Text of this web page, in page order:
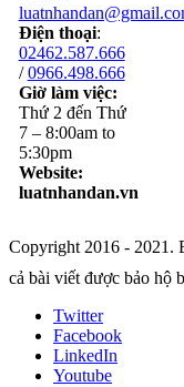
Điện thoại:
02462.587.666
/0966.498.666
Giờ làm việc:
Thứ 2 đến Thứ
7 – 8:00am to
5:30pm
Website:
luatnhandan.vn
Copyright 2016 - 2021.
cả bài viết được bảo hộ
Twitter
Facebook
LinkedIn
Youtube